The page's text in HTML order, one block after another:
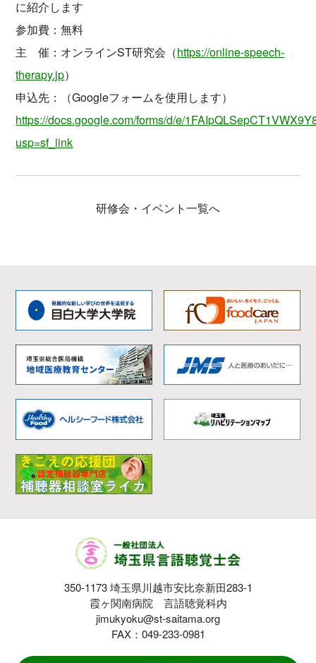
に紹介します
参加費：無料
主 催：オンラインST研究会（https://online-speech-
therapy.jp）
申込先：（Googleフォームを使用します）
https://docs.google.com/forms/d/e/
usp=sf_link
研修会・イベント一覧へ
350-1173 埼玉県川越市安比奈新田283-1
霞ヶ関南病院 言語聴覚科内
jimukyoku@st-saitama.org
FAX：049-233-0981